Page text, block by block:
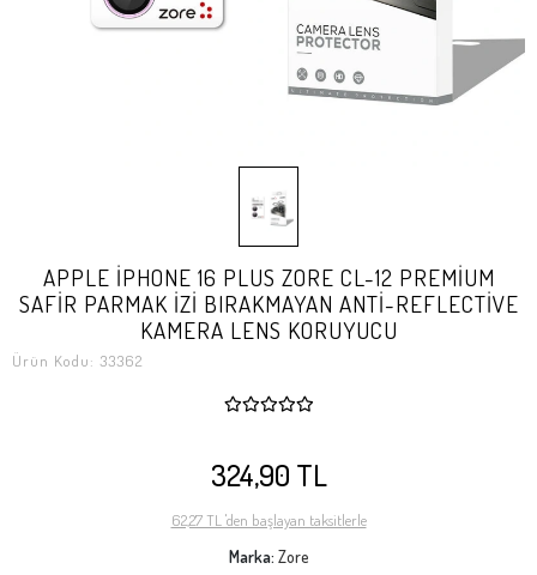
APPLE İPHONE 16 PLUS ZORE CL-12 PREMİUM
SAFİR PARMAK İZİ BIRAKMAYAN ANTİ-REFLECTİVE
KAMERA LENS KORUYUCU
Ürün Kodu: 33362
324,90 TL
62,27 TL 'den başlayan taksitlerle
Marka: Zore